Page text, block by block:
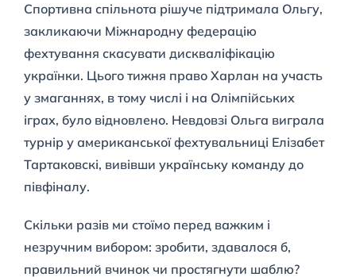
Спортивна спільнота рішуче підтримала Ольгу,
закликаючи Міжнародну федерацію
фехтування скасувати дискваліфікацію
українки. Цього тижня право Харлан на участь
у змаганнях, в тому числі і на Олімпійських
іграх, було відновлено. Невдовзі Ольга виграла
турнір у американської фехтувальниці Елізабет
Тартаковскі, вивівши українську команду до
півфіналу.
Скільки разів ми стоїмо перед важким і
незручним вибором: зробити, здавалося б,
правильний вчинок чи простягнути шаблю?